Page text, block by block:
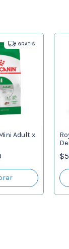
GRATIS
Adult x